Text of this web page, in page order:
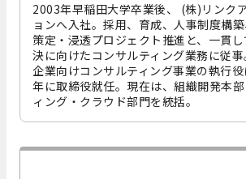
2003年早稲田大学卒業後、 (株)リンク
ョンへ入社。採用、育成、人事制度構
策定・浸透プロジェクト推進と、一貫
決に向けたコンサルティング業務に従
企業向けコンサルティング事業の執行
年に取締役就任。現在は、組織開発本
ィング・クラウド部門を統括。